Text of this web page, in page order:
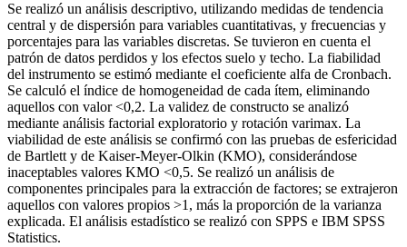
Se realizó un análisis descriptivo, utilizando medidas de tendencia
central y de dispersión para variables cuantitativas, y frecuencias y
porcentajes para las variables discretas. Se tuvieron en cuenta el
patrón de datos perdidos y los efectos suelo y techo. La fiabilidad
del instrumento se estimó mediante el coeficiente alfa de Cronbach.
Se calculó el índice de homogeneidad de cada ítem, eliminando
aquellos con valor <0,2. La validez de constructo se analizó
mediante análisis factorial exploratorio y rotación varimax. La
viabilidad de este análisis se confirmó con las pruebas de esfericidad
de Bartlett y de Kaiser-Meyer-Olkin (KMO), considerándose
inaceptables valores KMO <0,5. Se realizó un análisis de
componentes principales para la extracción de factores; se extrajeron
aquellos con valores propios >1, más la proporción de la varianza
explicada. El análisis estadístico se realizó con SPPS e IBM SPSS
Statistics.